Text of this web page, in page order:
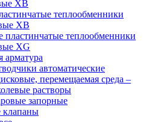
XB
теплообменники
ХВ
пластинчатые теплообменники
ХG
арматура
автоматические
перемещаемая среда –
растворы
запорные
клапаны